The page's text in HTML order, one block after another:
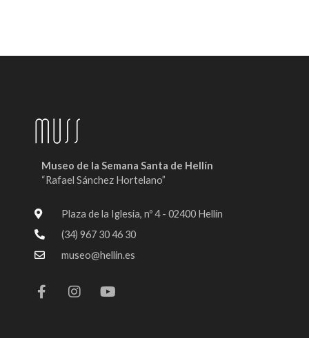
Museo de la Semana Santa de Hellín
“Rafael Sánchez Hortelano”
Plaza de la Iglesia, nº 4 - 02400 Hellín
(34) 967 30 46 30
museo@hellin.es
a
c
n
s
o
u